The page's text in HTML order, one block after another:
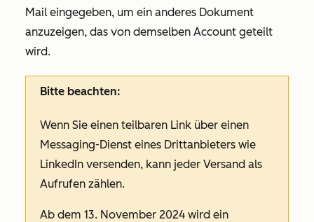
Mail eingegeben, um ein anderes Dokument
anzuzeigen, das von demselben Account geteilt
wird.
Bitte beachten:
Wenn Sie einen teilbaren Link über einen
Messaging-Dienst eines Drittanbieters wie
LinkedIn versenden, kann jeder Versand als
Aufrufen zählen.
Ab dem 13. November 2024 wird ein